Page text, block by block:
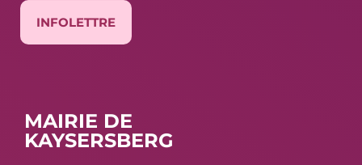
INFOLETTRE
MAIRIE DE
KAYSERSBERG